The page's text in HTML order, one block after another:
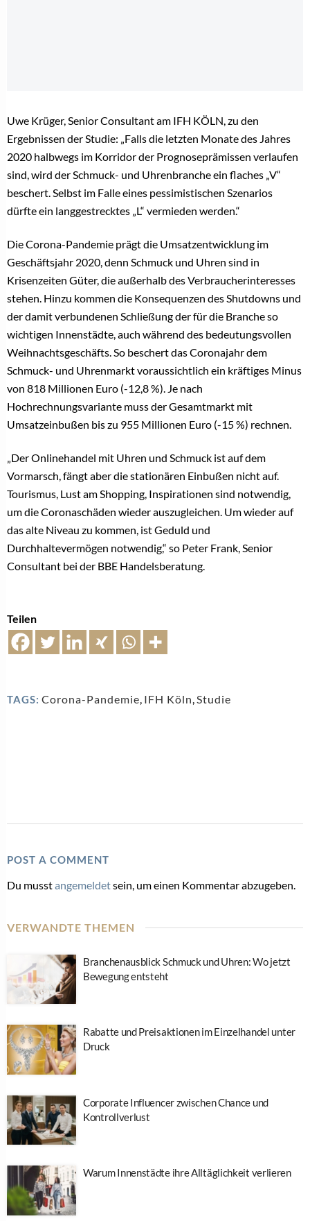
Uwe Krüger, Senior Consultant am IFH KÖLN, zu den
Ergebnissen der Studie: „Falls die letzten Monate des Jahres
2020 halbwegs im Korridor der Prognoseprämissen verlaufen
sind, wird der Schmuck- und Uhrenbranche ein flaches „V“
beschert. Selbst im Falle eines pessimistischen Szenarios
dürfte ein langgestrecktes „L“ vermieden werden.“
Die Corona-Pandemie prägt die Umsatzentwicklung im
Geschäftsjahr 2020, denn Schmuck und Uhren sind in
Krisenzeiten Güter, die außerhalb des Verbraucherinteresses
stehen. Hinzu kommen die Konsequenzen des Shutdowns und
der damit verbundenen Schließung der für die Branche so
wichtigen Innenstädte, auch während des bedeutungsvollen
Weihnachtsgeschäfts. So beschert das Coronajahr dem
Schmuck- und Uhrenmarkt voraussichtlich ein kräftiges Minus
von 818 Millionen Euro (-12,8 %). Je nach
Hochrechnungsvariante muss der Gesamtmarkt mit
Umsatzeinbußen bis zu 955 Millionen Euro (-15 %) rechnen.
„Der Onlinehandel mit Uhren und Schmuck ist auf dem
Vormarsch, fängt aber die stationären Einbußen nicht auf.
Tourismus, Lust am Shopping, Inspirationen sind notwendig,
um die Coronaschäden wieder auszugleichen. Um wieder auf
das alte Niveau zu kommen, ist Geduld und
Durchhaltevermögen notwendig,“ so Peter Frank, Senior
Consultant bei der BBE Handelsberatung.
Teilen
TAGS: Corona-Pandemie IFH Köln Studie
POST A COMMENT
Du musstangemeldetsein, um einen Kommentar abzugeben.
VERWANDTE THEMEN
Branchenausblick Schmuck und Uhren: Wo jetzt
Bewegung entsteht
Rabatte und Preisaktionen im Einzelhandel unter
Druck
Corporate Influencer zwischen Chance und
Kontrollverlust
Warum Innenstädte ihre Alltäglichkeit verlieren